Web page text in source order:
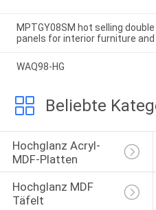
MPTGY08SM hot selling
panels for interior furniture
WAQ98-HG
Beliebte
Hochglanz Acryl-
MDF-Platten
Hochglanz MDF
Täfelt